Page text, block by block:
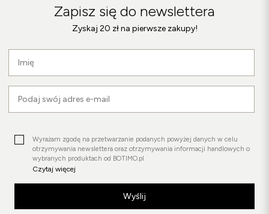
Zapisz się do newslettera
Zyskaj 20 zł na pierwsze zakupy!
Wyrażam zgodę na przetwarzanie podanych powyżej danych w celu
otrzymywania newslettera oraz otrzymywania informacji handlowych o
wybranych produktach od BOTIMO.pl
Czytaj więcej
Wyślij